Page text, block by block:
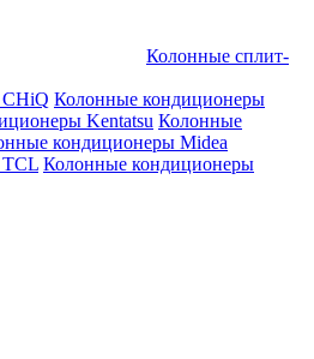
Колонные сплит-
Колонные кондиционеры
Kentatsu Колонные
кондиционеры Midea
Колонные кондиционеры